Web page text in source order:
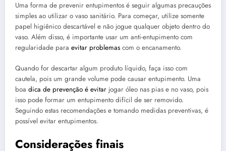
Uma forma de prevenir entupimentos é seguir algumas precauções
simples ao utilizar o vaso sanitário. Para começar, utilize somente
papel higiênico descartável e não jogue qualquer objeto dentro do
vaso. Além disso, é importante usar um anti-entupimento com
regularidade para evitar problemas com o encanamento.
Quando for descartar algum produto líquido, faça isso com
cautela, pois um grande volume pode causar entupimento. Uma
boa dica de prevenção é evitar jogar óleo nas pias e no vaso, pois
isso pode formar um entupimento difícil de ser removido.
Seguindo estas recomendações e tomando medidas preventivas, é
possível evitar entupimentos.
Considerações finais